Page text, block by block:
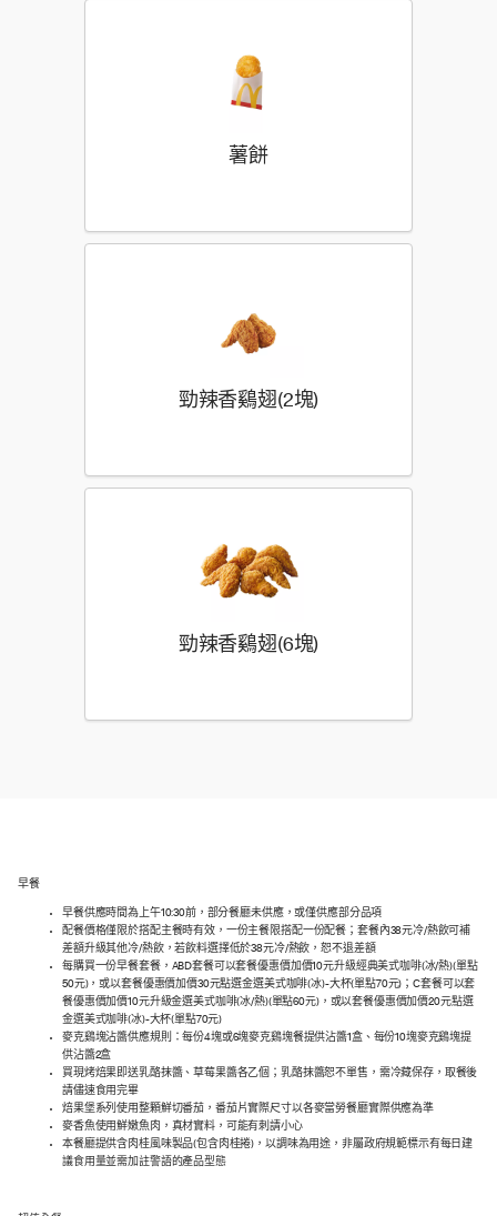
薯餅
勁辣香鷄翅(2塊)
勁辣香鷄翅(6塊)
早餐
早餐供應時間為上午10:30前，部分餐廳未供應，或僅供應部分品項
配餐價格僅限於搭配主餐時有效，一份主餐限搭配一份配餐；套餐內38元冷/熱飲可補
差額升級其他冷/熱飲，若飲料選擇低於38元冷/熱飲，恕不退差額
每購買一份早餐套餐，ABD套餐可以套餐優惠價加價10元升級經典美式咖啡(冰/熱)(單點
50元)，或以套餐優惠價加價30元點選金選美式咖啡(冰)-大杯(單點70元)；C套餐可以套
餐優惠價加價10元升級金選美式咖啡(冰/熱)(單點60元)，或以套餐優惠價加價20元點選
金選美式咖啡(冰)-大杯(單點70元)
麥克鷄塊沾醬供應規則：每份4塊或6塊麥克鷄塊餐提供沾醬1盒、每份10塊麥克鷄塊提
供沾醬2盒
買現烤焙果即送乳酪抹醬、草莓果醬各乙個；乳酪抹醬恕不單售，需冷藏保存，取餐後
請儘速食用完畢
焙果堡系列使用整顆鮮切番茄，番茄片實際尺寸以各麥當勞餐廳實際供應為準
麥香魚使用鮮嫩魚肉，真材實料，可能有刺請小心
本餐廳提供含肉桂風味製品(包含肉桂捲)，以調味為用途，非屬政府規範標示有每日建
議食用量並需加註警語的產品型態